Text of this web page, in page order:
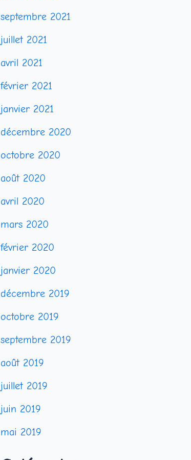
septembre 2021
juillet 2021
avril 2021
février 2021
janvier 2021
décembre 2020
octobre 2020
août 2020
avril 2020
mars 2020
février 2020
janvier 2020
décembre 2019
octobre 2019
septembre 2019
août 2019
juillet 2019
juin 2019
mai 2019